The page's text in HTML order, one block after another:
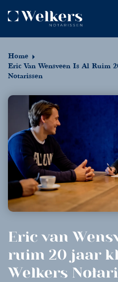
Home
Eric Van Wensveen Is Al Ruim
Notarissen
Eric van
ruim 20 jaar
Welkers